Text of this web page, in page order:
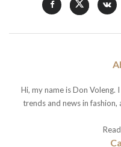
Hi, my name is Don
trends and news in fashion,